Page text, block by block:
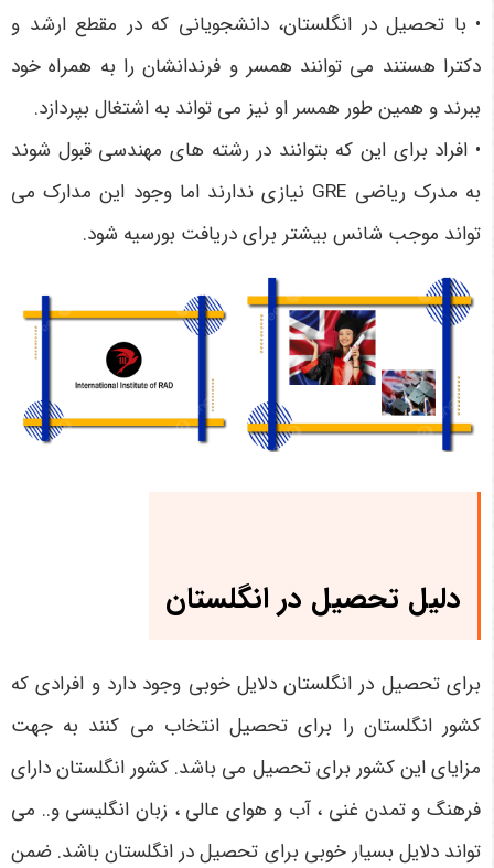
• با تحصیل در انگلستان، دانشجویانی که در مقطع ارشد و
دکترا هستند می توانند همسر و فرندانشان را به همراه خود
ببرند و همین طور همسر او نیز می تواند به اشتغال بپردازد.
• افراد برای این که بتوانند در رشته های مهندسی قبول شوند
به مدرک ریاضی GRE نیازی ندارند اما وجود این مدارک می
تواند موجب شانس بیشتر برای دریافت بورسیه شود.
دلیل تحصیل در انگلستان
برای تحصیل در انگلستان دلایل خوبی وجود دارد و افرادی که
کشور انگلستان را برای تحصیل انتخاب می کنند به جهت
مزایای این کشور برای تحصیل می باشد. کشور انگلستان دارای
فرهنگ و تمدن غنی ، آب و هوای عالی ، زبان انگلیسی و.. می
تواند دلایل بسیار خوبی برای تحصیل در انگلستان باشد. ضمن